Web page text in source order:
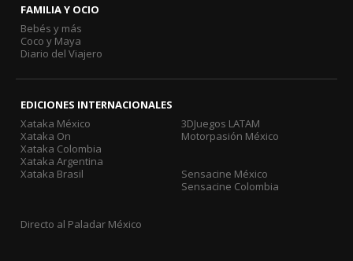
FAMILIA Y OCIO
Bebés y más
Coco y Maya
Diario del Viajero
EDICIONES INTERNACIONALES
Xataka México
Xataka On
Xataka Colombia
Xataka Argentina
Xataka Brasil
3DJuegos LATAM
Motorpasión México
Sensacine México
Sensacine Colombia
Directo al Paladar México